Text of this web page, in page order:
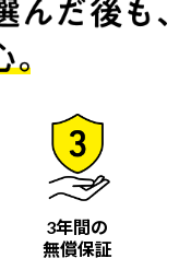
3年間の
無償保証